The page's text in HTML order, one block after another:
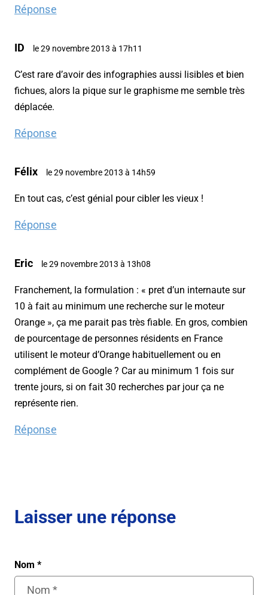
Réponse
ID le 29 novembre 2013 à 17h11
C’est rare d’avoir des infographies aussi lisibles et bien
fichues, alors la pique sur le graphisme me semble très
déplacée.
Réponse
Félix le 29 novembre 2013 à 14h59
En tout cas, c’est génial pour cibler les vieux !
Réponse
Eric le 29 novembre 2013 à 13h08
Franchement, la formulation : « pret d’un internaute sur
10 à fait au minimum une recherche sur le moteur
Orange », ça me parait pas très fiable. En gros, combien
de pourcentage de personnes résidents en France
utilisent le moteur d’Orange habituellement ou en
complément de Google ? Car au minimum 1 fois sur
trente jours, si on fait 30 recherches par jour ça ne
représente rien.
Réponse
Laisser une réponse
Nom *